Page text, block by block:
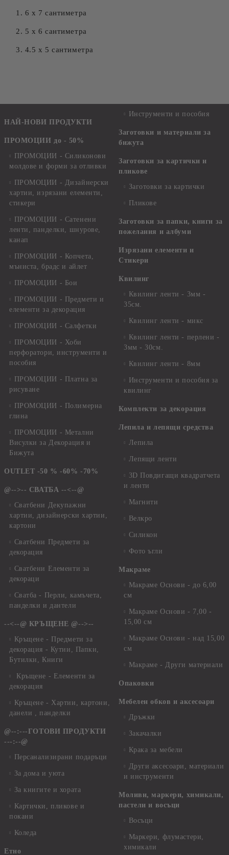
1. 6 х 7 сантиметра
2. 5 х 6 сантиметра
3. 4.5 х 5 сантиметра
НАЙ-НОВИ ПРОДУКТИ
ПРОМОЦИИ до - 50%
ПРОМОЦИИ - Силиконови
молдове и форми за отливки
ПРОМОЦИИ - Дизайнерски
хартии, изрязани елементи,
стикери
ПРОМОЦИИ - Сатенени
ленти, панделки, шнурове,
канап
ПРОМОЦИИ - Копчета,
мъниста, брадс и айлет
ПРОМОЦИИ - Бои
ПРОМОЦИИ - Предмети и
елементи за декорация
ПРОМОЦИИ - Салфетки
ПРОМОЦИИ - Хоби
перфоратори, инструменти и
пособия
ПРОМОЦИИ - Платна за
рисуване
ПРОМОЦИИ - Полимерна
глина
ПРОМОЦИИ - Метални
Висулки за Декорация и
Бижута
OUTLET -50 % -60% -70%
@-->-- СВАТБА --<--@
Сватбени Декупажни
хартии, дизайнерски хартии,
картони
Сватбени Предмети за
декорация
Сватбени Елементи за
декораци
Сватба - Перли, камъчета,
панделки и дантели
--<--@ КРЪЩЕНЕ @-->--
Кръщене - Предмети за
декорация - Кутии, Папки,
Бутилки, Книги
Кръщене - Елементи за
декорация
Кръщене - Хартии, картони,
данели , панделки
@--:---ГОТОВИ ПРОДУКТИ
---:--@
Персанализирани подаръци
За дома и уюта
За книгите и хората
Картички, пликове и
покани
Коледа
Етно
Инструменти и пособия
Заготовки и материали за
бижута
Заготовки за картички и
пликове
Заготовки за картички
Пликове
Заготовки за папки, книги за
пожелания и албуми
Изрязани елементи и
Стикери
Квилинг
Квилинг ленти - 3мм -
35см.
Квилинг ленти - микс
Квилинг ленти - перлени -
3мм - 30см.
Квилинг ленти - 8мм
Инструменти и пособия за
квилинг
Комплекти за декорация
Лепила и лепящи средства
Лепила
Лепящи ленти
3D Повдигащи квадратчета
и ленти
Магнити
Велкро
Силикон
Фото ъгли
Макраме
Макраме Основи - до 6,00
см
Макраме Основи - 7,00 -
15,00 см
Макраме Основи - над 15,00
см
Макраме - Други материали
Опаковки
Мебелен обков и аксесоари
Дръжки
Закачалки
Крака за мебели
Други аксесоари, материали
и инструменти
Моливи, маркери, химикали,
пастели и восъци
Восъци
Маркери, флумастери,
химикали